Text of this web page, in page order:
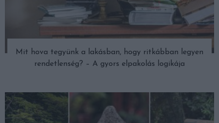
Mit hova tegyünk a lakásban, hogy ritkábban legyen
rendetlenség? – A gyors elpakolás logikája